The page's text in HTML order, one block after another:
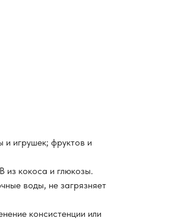
и игрушек; фруктов и
из кокоса и глюкозы.
воды, не загрязняет
консистенции или